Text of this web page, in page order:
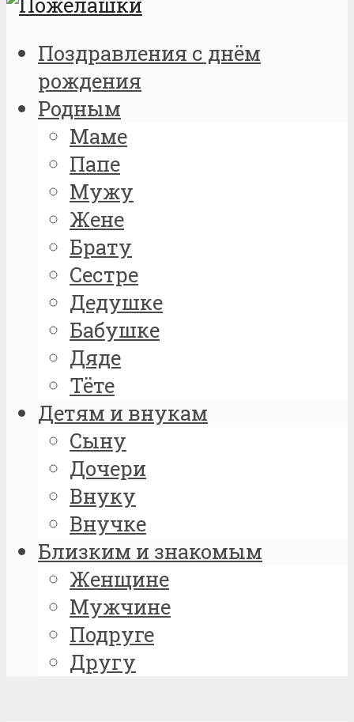
Поздравления с днём
рождения
Родным
Маме
Папе
Мужу
Жене
Брату
Сестре
Дедушке
Бабушке
Дяде
Тёте
Детям и внукам
Сыну
Дочери
Внуку
Внучке
Близким и знакомым
Женщине
Мужчине
Подруге
Другу